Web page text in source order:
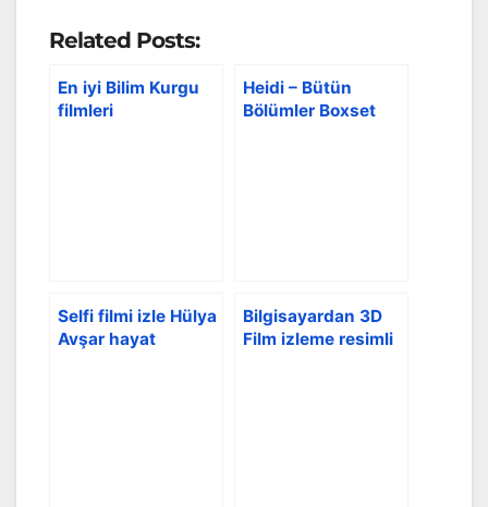
Related Posts:
En iyi Bilim Kurgu
filmleri
Heidi – Bütün
Bölümler Boxset
Selfi filmi izle Hülya
Avşar hayat
Bilgisayardan 3D
Film izleme resimli